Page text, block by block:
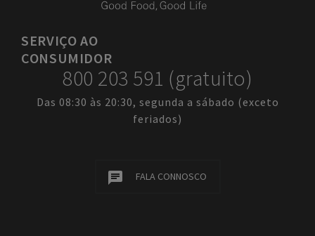
SERVIÇOAO
CONSUMIDOR
800 203 591 (gratuito)
Das 08:30 às 20:30, segunda a sábado (exceto
feriados)
FALA CONNOSCO